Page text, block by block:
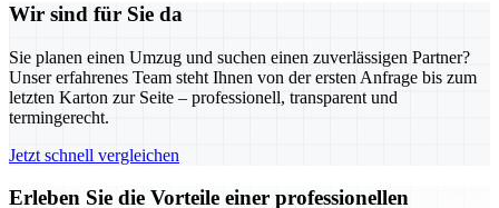
Wir sind für Sie da
Sie planen einen Umzug und suchen einen zuverlässigen Partner?
Unser erfahrenes Team steht Ihnen von der ersten Anfrage bis zum
letzten Karton zur Seite – professionell, transparent und
termingerecht.
Jetzt schnell vergleichen
Erleben Sie die Vorteile einer professionellen